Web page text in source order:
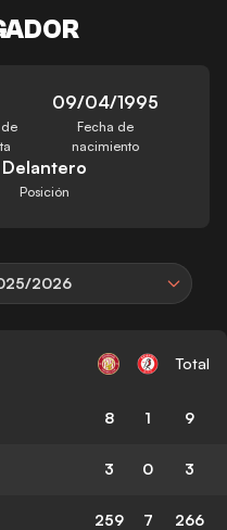
09/04/1995
Fecha de
nacimiento
Delantero
Posición
2026
Total
8 1 9
3 0 3
259 7 266